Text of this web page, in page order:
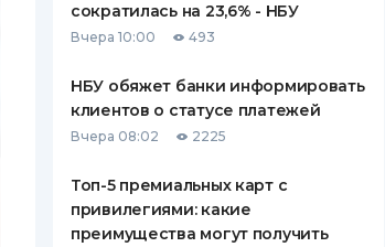
сократилась на 23,6% - НБУ
Вчера 10:00 493
НБУ обяжет банки информировать
клиентов о статусе платежей
Вчера 08:02 2225
Топ-5 премиальных карт с
привилегиями: какие
преимущества могут получить